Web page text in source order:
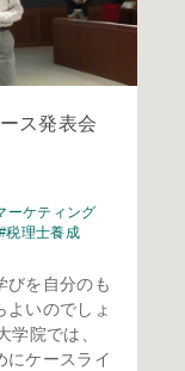
ス発表会
ーケティング
税理士養成
びを自分のも
いのでしょ
学院では、
にケースライ